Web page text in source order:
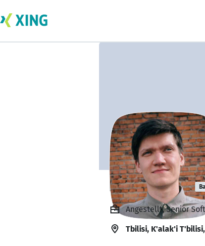
Nikita Ivanov
Angestellt, Senior
Tbilisi, K'alak'i